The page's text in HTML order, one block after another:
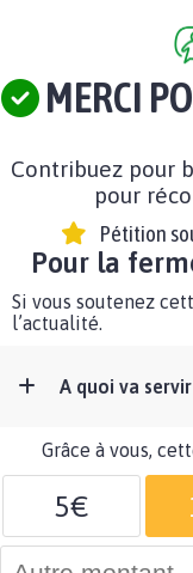
MERCI
Contribuez pour
pour
Pétition
Pour la
Si vous soutenez
l’actualité.
A quoi va
Grâce à vous,
5€